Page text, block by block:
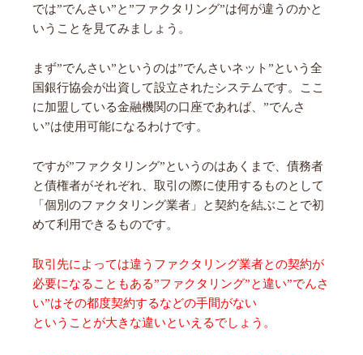
では”でんさい”と”ファクタリング”は何が違うのかと
いうことを見てみましょう。
まず”でんさい”というのは”でんさいネット”という全
国銀行協会が出資して設立されたシステムです。ここ
に加盟している金融機関の口座であれば、”でんさ
い”は使用可能になるわけです。
ですが”ファクタリング”というのはあくまで、債務者
と債権者がそれぞれ、取引の際に使用するものとして
「個別のファクタリング業者」と契約を結ぶことで初
めて利用できるものです。
取引先によっては違うファクタリング業者との契約が
必要になることもある”ファクタリング”と違い”でんさ
い”はその都度契約するなどの手間がない
ということが大きな違いといえるでしょう。